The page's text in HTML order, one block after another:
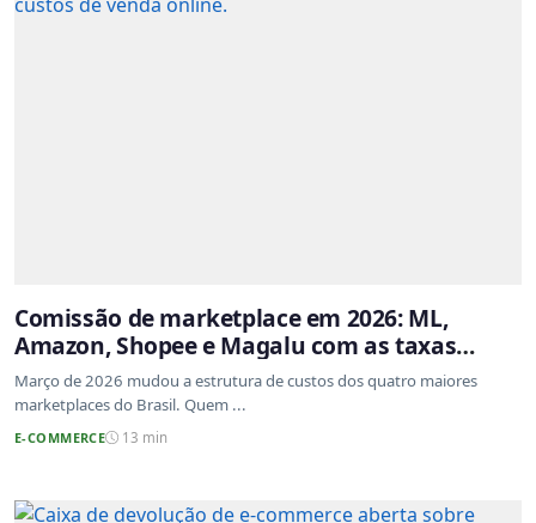
Comissão de marketplace em 2026: ML,
Amazon, Shopee e Magalu com as taxas
atualizadas
Março de 2026 mudou a estrutura de custos dos quatro maiores
marketplaces do Brasil. Quem ...
E-COMMERCE 13 min